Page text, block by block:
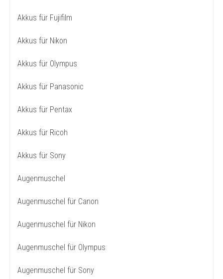
Akkus für Fujifilm
Akkus für Nikon
Akkus für Olympus
Akkus für Panasonic
Akkus für Pentax
Akkus für Ricoh
Akkus für Sony
Augenmuschel
Augenmuschel für Canon
Augenmuschel für Nikon
Augenmuschel für Olympus
Augenmuschel für Sony